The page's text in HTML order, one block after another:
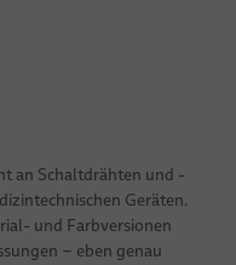
an Schaltdrähten und -
Geräten.
und Farbversionen
– eben genau